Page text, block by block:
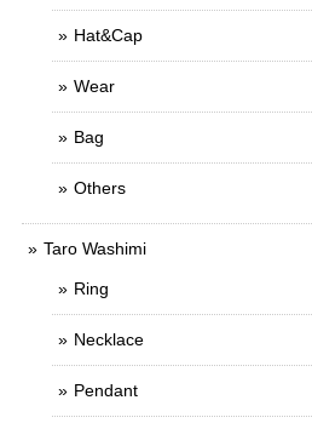
Hat&Cap
Wear
Bag
Others
Taro Washimi
Ring
Necklace
Pendant